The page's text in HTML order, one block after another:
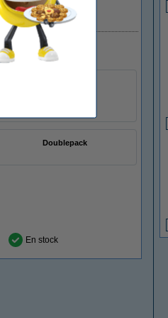
En stock
Doublepack
En stock